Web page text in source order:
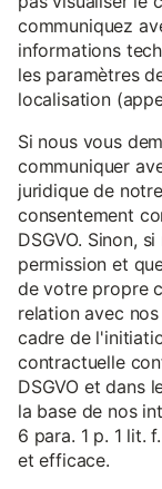
communiquez
informations
les paramètres
localisation
Si nous vous
communiquer
juridique de
consentement
DSGVO. Sinon,
permission et
de votre propre
relation avec
cadre de
contractuelle
DSGVO et dans
la base de nos
6 para. 1 p. 1 lit.
et efficace.